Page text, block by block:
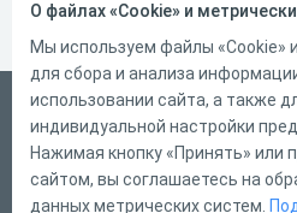
Русский
Справка
Форма обратной связи
О файлах «Cookie» и
Мы используем файлы «Cookie»
для сбора и анализа
использовании сайта, а также
индивидуальной настройки
Нажимая кнопку «Принять» или
сайтом, вы соглашаетесь на
данных метрических систем.